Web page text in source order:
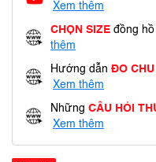
Xem thêm
CHỌN SIZE đồng
thêm
Hướng dẫn ĐO CHU
Xem thêm
Những CÂU HỎI
Xem thêm